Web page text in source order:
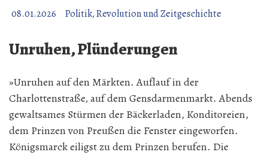
08.01.2026 Politik, Revolution und Zeitgeschichte
Unruhen, Plünderungen
»Unruhen auf den Märkten. Auflauf in der
Charlottenstraße, auf dem Gensdarmenmarkt. Abends
gewaltsames Stürmen der Bäckerladen, Konditoreien,
dem Prinzen von Preußen die Fenster eingeworfen.
Königsmarck eiligst zu dem Prinzen berufen. Die